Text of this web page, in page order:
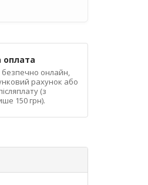
оплата
безпечно онлайн,
рахунок або
(з
150 грн).